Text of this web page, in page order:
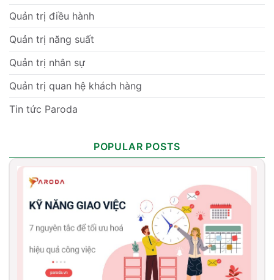
Quản trị điều hành
Quản trị năng suất
Quản trị nhân sự
Quản trị quan hệ khách hàng
Tin tức Paroda
POPULAR POSTS